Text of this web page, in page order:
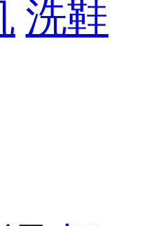
洗鞋